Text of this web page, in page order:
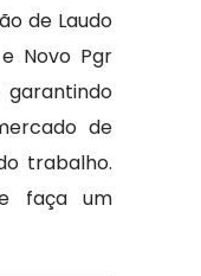
de Laudo
Novo Pgr
garantindo
de
trabalho.
faça um